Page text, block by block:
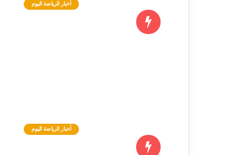
أخبار الرياضة اليوم
أخبار الرياضة اليوم